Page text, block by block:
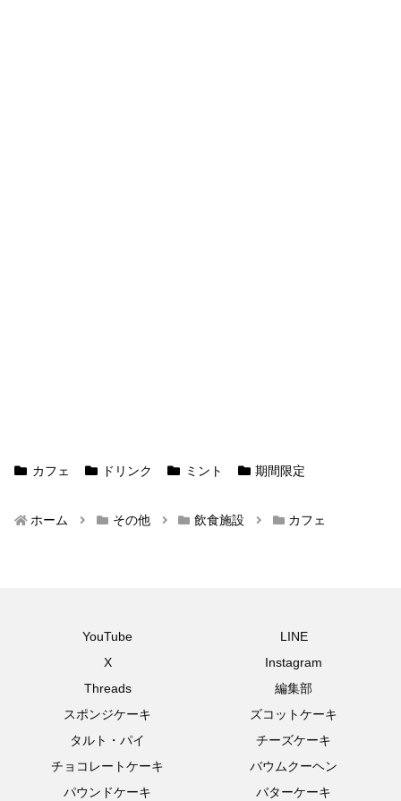
カフェ ドリンク ミント 期間限定
ホーム その他 飲食施設 カフェ
YouTube
LINE
X
Instagram
Threads
編集部
スポンジケーキ
ズコットケーキ
タルト・パイ
チーズケーキ
チョコレートケーキ
バウムクーヘン
パウンドケーキ
バターケーキ